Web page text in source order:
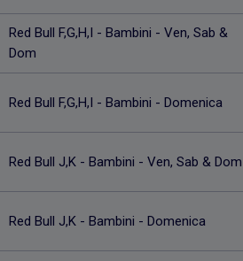
Red Bull F,G,H,I - Bambini - Ven, Sab &
Dom
Red Bull F,G,H,I - Bambini - Domenica
Red Bull J,K - Bambini - Ven, Sab & Dom
Red Bull J,K - Bambini - Domenica